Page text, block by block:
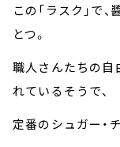
この「ラスク」で
とつ。
職人さんたちの自
れているそうで、
定番のシュガー・